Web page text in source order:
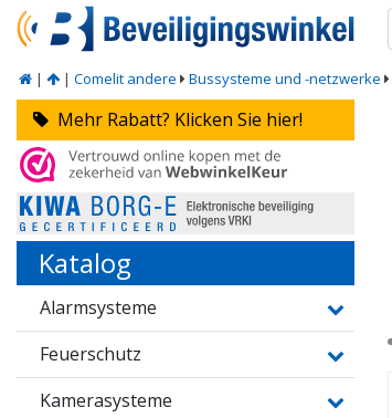
| | Comelit andere Bussysteme und -netzwerke
Mehr Rabatt? Klicken Sie hier!
Katalog
Alarmsysteme
Feuerschutz
Kamerasysteme